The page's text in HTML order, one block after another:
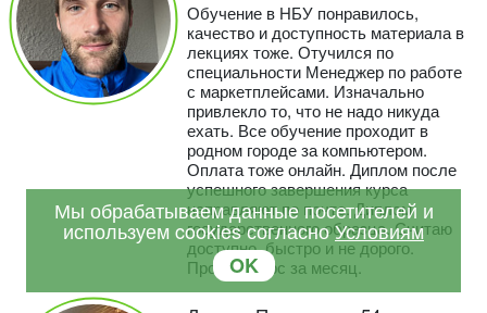
Обучение в НБУ понравилось,
качество и доступность материала в
лекциях тоже. Отучился по
специальности Менеджер по работе
с маркетплейсами. Изначально
привлекло то, что не надо никуда
ехать. Все обучение проходит в
родном городе за компьютером.
Оплата тоже онлайн. Диплом после
успешного завершения курса
направляют по почте. Диплом
государственного образца. Считаю
доступно, быстро и не дорого.
Прошел курс за месяц.
Мы обрабатываем данные посетителей и
используем cookies согласноУсловиям
OK